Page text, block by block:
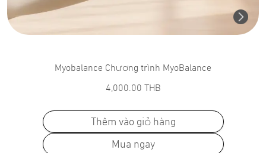
Myobalance Chương trình MyoBalance
4,000.00 THB
Thêm vào giỏ hàng
Mua ngay